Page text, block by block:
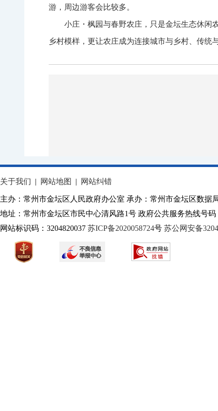
游，周边游客会比较多。
小庄・枫园与春野农庄，只是金坛生态休闲
乡村模样，更让农庄成为连接城市与乡村、传统
关于我们 | 网站地图 | 网站纠错
主办：常州市金坛区人民政府办公室 承办：常州市金坛区数据
地址：常州市金坛区市民中心清风路1号 政府公共服务热线号码
网站标识码：3204820037 苏ICP备2020058724号 苏公网安备